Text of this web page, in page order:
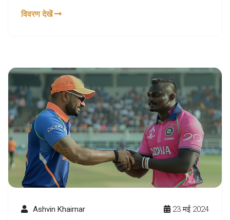
मछुआरों को 27 मई तक समुद्र में न जाने की चेतावनी दी है।
विवरण देखें
Ashvin Khairnar 23 मई 2024